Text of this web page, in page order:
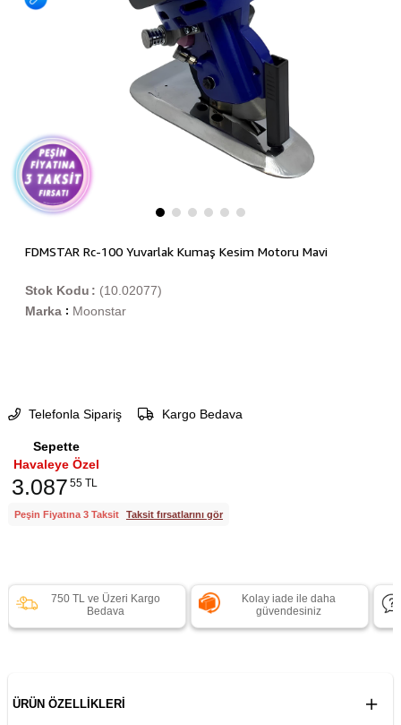
FDMSTAR Rc-100 Yuvarlak Kumaş Kesim Motoru Mavi
(10.02077)
Stok Kodu
Marka : Moonstar
Telefonla Sipariş Kargo Bedava
Sepette
Havaleye Özel
3.087 55 TL
Peşin Fiyatına 3 Taksit Taksit fırsatlarını gör
750 TL ve Üzeri Kargo
Bedava
Kolay iade ile daha
güvendesiniz
ÜRÜN ÖZELLIKLERI